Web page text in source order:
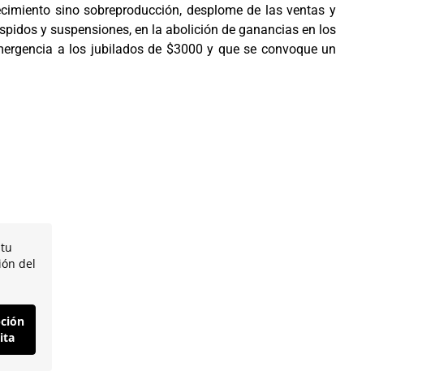
sino sobreproducción, desplome de las ventas y
y suspensiones, en la abolición de ganancias en los
a los jubilados de $3000 y que se convoque un
del